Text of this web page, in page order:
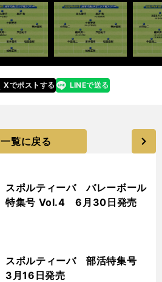
Xでポストする
line LINEで送る
一覧に戻る
スポルティーバ バレーボール
特集号 Vol.4 6月30日発売
スポルティーバ 部活特集号
3月16日発売